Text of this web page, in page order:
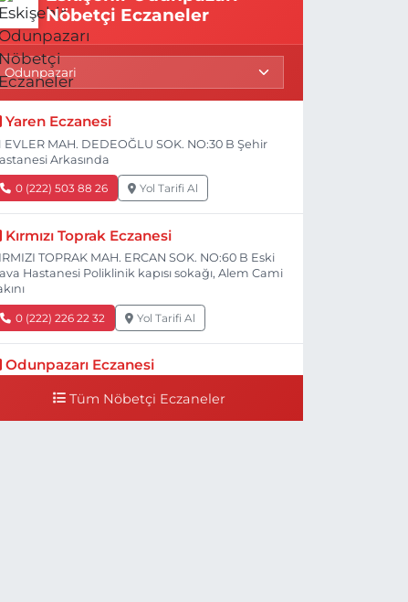
Nöbetçi Eczaneler
Yaren Eczanesi
EVLER MAH. DEDEOĞLU SOK. NO:30 B Şehir
Arkasında
0 (222) 503 88 26 Yol Tarifi Al
Kırmızı Toprak Eczanesi
TOPRAK MAH. ERCAN SOK. NO:60 B Eski
Hastanesi Poliklinik kapısı sokağı, Alem Cami
0 (222) 226 22 32 Yol Tarifi Al
Odunpazarı Eczanesi
E TIP FAKÜLTESİ KARŞISI
Tüm Nöbetçi Eczaneler